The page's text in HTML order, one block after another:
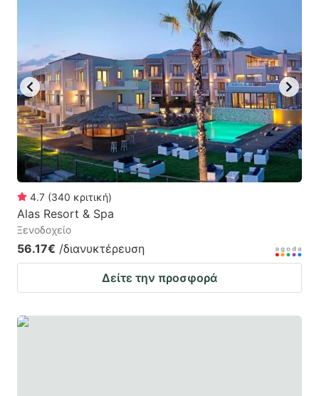
4.7 (340 κριτική)
Alas Resort & Spa
Ξενοδοχείο
56.17€ /διανυκτέρευση
Δείτε την προσφορά